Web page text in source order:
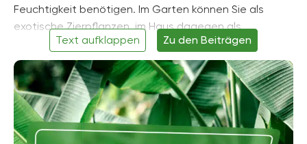
Feuchtigkeit benötigen. Im Garten können Sie als
exotische Zierpflanzen, im Haus dagegen als
Zimmerpflanzen kultiviert werden. Aufgrund ihrer
besonderen Ansprüche an Klima und Wasser bedarf
die Pflege der Bananenstaude besonderer
Aufmerksamkeit. Der Anbau von ihnen kann jedoch mit
den richtigen Tipps und Tricks gelingen.
Text aufklappen Zu den Beiträgen